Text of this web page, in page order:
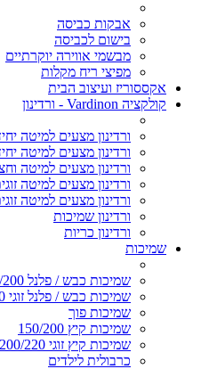
אבקות כביסה
בישום לכביסה
מבשמי אווירה יוקרתיים
מפיצי ריח מקלות
אקססוריז ועיצוב הבית
קולקציה Vardinon - ורדינון
ורדינון מצעים למיטה יחיד
ורדינון מצעים למיטה יחיד 90/
ורדינון מצעים למיטה וחצי
ורדינון מצעים למיטה זוגית 160/
ורדינון מצעים למיטה זוגית
ורדינון שמיכות
ורדינון כריות
שמיכות
שמיכות כבש / פלנל 150/200
שמיכות כבש / פלנל זוגי 200/220
שמיכות פוך
שמיכות קיץ 150/200
שמיכות קיץ זוגי 200/220
כרבולית לילדים